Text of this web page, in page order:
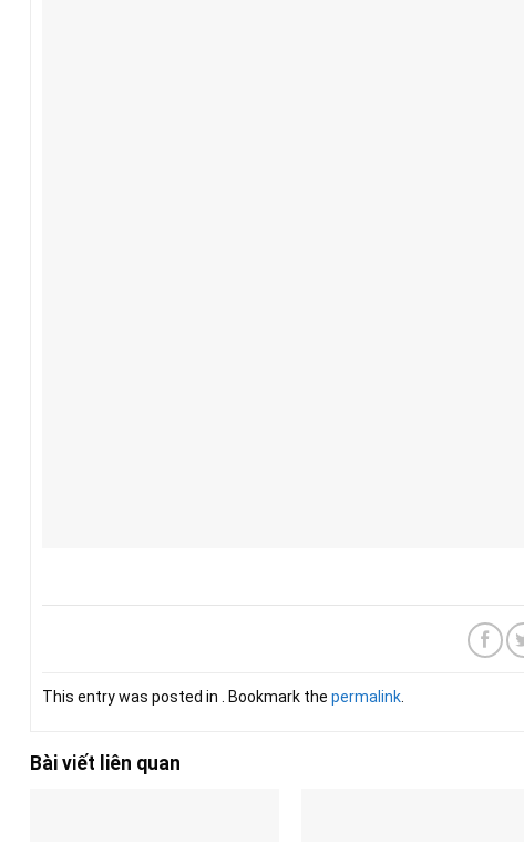
This entry was posted in . Bookmark the permalink
Bài viết liên quan